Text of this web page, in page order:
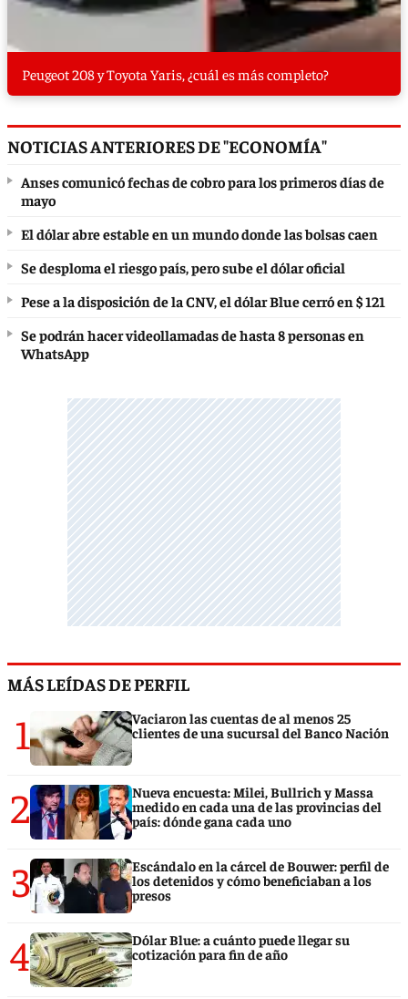
Peugeot 208 y Toyota Yaris, ¿cuál es más completo?
NOTICIAS ANTERIORES DE "ECONOMÍA"
Anses comunicó fechas de cobro para los primeros días de
mayo
El dólar abre estable en un mundo donde las bolsas caen
Se desploma el riesgo país, pero sube el dólar oficial
Pese a la disposición de la CNV, el dólar Blue cerró en $ 121
Se podrán hacer videollamadas de hasta 8 personas en
WhatsApp
MÁS LEÍDAS DE PERFIL
1
Vaciaron las cuentas de al menos 25
clientes de una sucursal del Banco Nación
2
Nueva encuesta: Milei, Bullrich y Massa
medido en cada una de las provincias del
país: dónde gana cada uno
3
Escándalo en la cárcel de Bouwer: perfil de
los detenidos y cómo beneficiaban a los
presos
4
Dólar Blue: a cuánto puede llegar su
cotización para fin de año